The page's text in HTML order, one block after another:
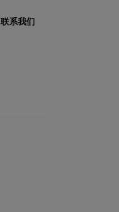
联系我们